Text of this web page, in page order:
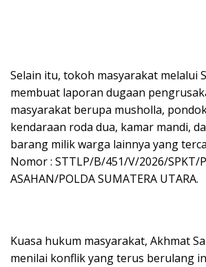
Selain itu, tokoh masyarakat melalui
membuat laporan dugaan
masyarakat berupa musholla,
kendaraan roda dua, kamar mandi,
barang milik warga lainnya yang
Nomor : STTLP/B/451/V/2026/SPKT/
ASAHAN/POLDA SUMATERA UTARA.
Kuasa hukum masyarakat, Akhmat
menilai konflik yang terus berulang